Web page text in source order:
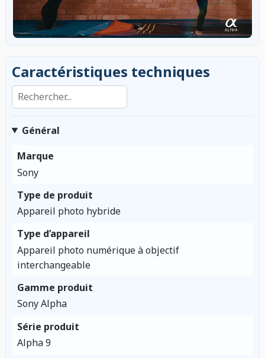
Caractéristiques techniques
Rechercher dans les caractéristiques
Général
Marque
Sony
Type de produit
Appareil photo hybride
Type d’appareil
Appareil photo numérique à objectif
interchangeable
Gamme produit
Sony Alpha
Série produit
Alpha 9